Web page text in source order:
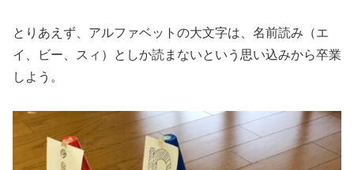
とりあえず、アルファベットの大文字は、名前読み（エ
イ、ビー、スィ）としか読まないという思い込みから卒業
しよう。